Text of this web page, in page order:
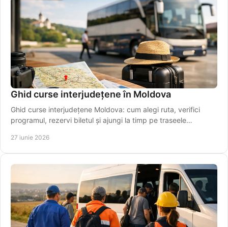
Ghid curse interjudețene în Moldova
Ghid curse interjudețene Moldova: cum alegi ruta, verifici
programul, rezervi biletul și ajungi la timp pe traseele
27 iunie 2026